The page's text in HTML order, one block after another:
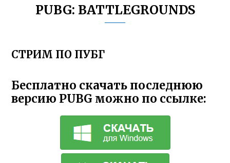
PUBG: BATTLEGROUNDS
СТРИМ ПО ПУБГ
Бесплатно скачать последнюю
версию PUBG можно по ссылке: